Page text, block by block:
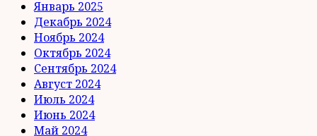
Январь 2025
Декабрь 2024
Ноябрь 2024
Октябрь 2024
Сентябрь 2024
Август 2024
Июль 2024
Июнь 2024
Май 2024